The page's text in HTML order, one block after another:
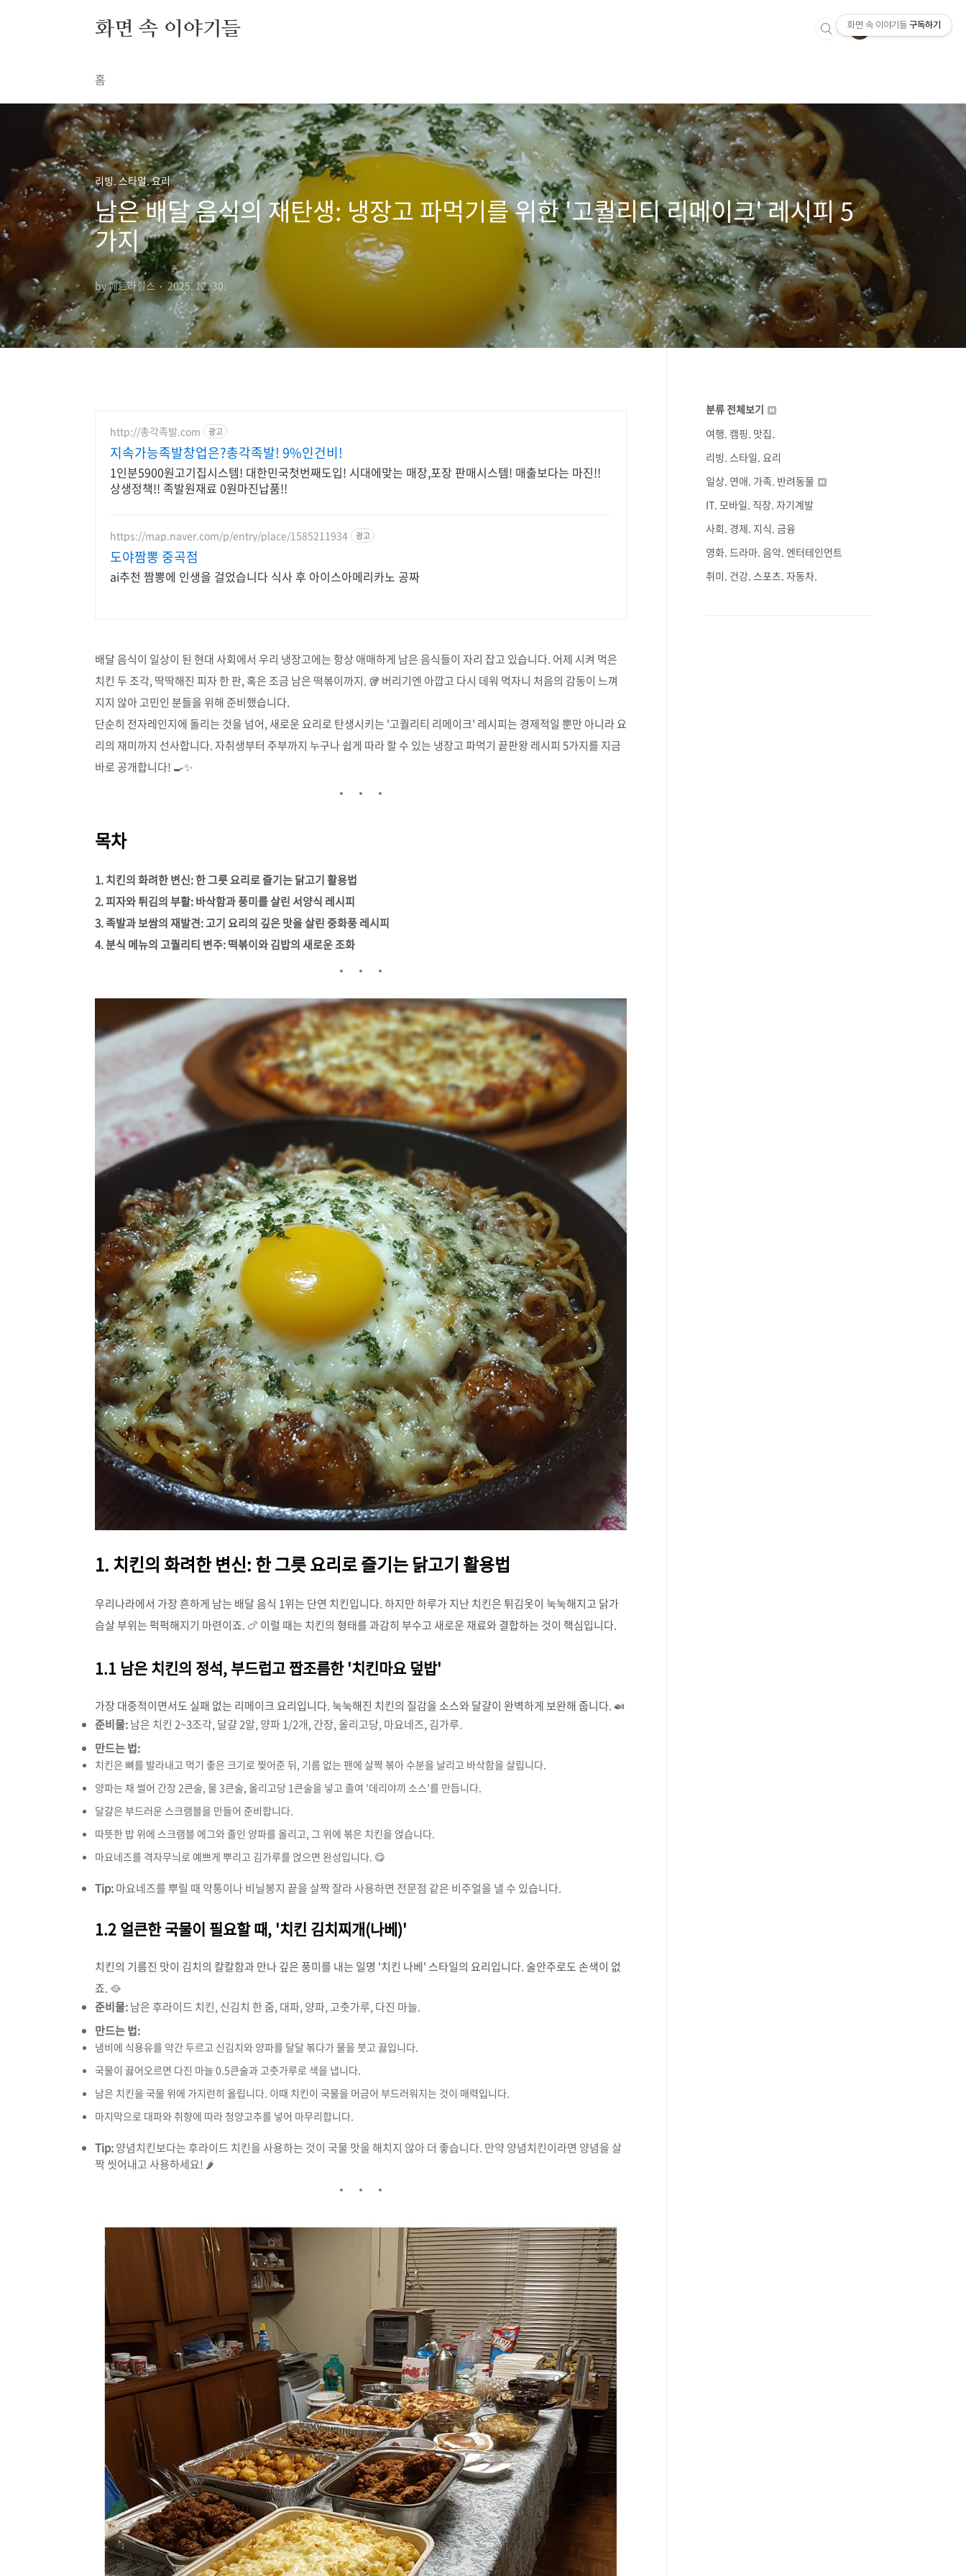
화면 속 이야기들
홈
리빙. 스타일. 요리
남은 배달 음식의 재탄생: 냉장고 파먹기를 위한 '고퀄리티 리메이크' 레시피 5
가지
by 페트라힐스 2025. 12. 30.
http://총각족발.com 광고
지속가능족발창업은?총각족발! 9%인건비!
1인분5900원고기집시스템! 대한민국첫번째도입! 시대에맞는 매장,포장 판매시스템! 매출보다는 마진!!
상생정책!! 족발원재료 0원마진납품!!
https://map.naver.com/p/entry/place/1585211934 광고
도야짬뽕 중곡점
ai추천 짬뽕에 인생을 걸었습니다 식사 후 아이스아메리카노 공짜
배달 음식이 일상이 된 현대 사회에서 우리 냉장고에는 항상 애매하게 남은 음식들이 자리 잡고 있습니다. 어제 시켜 먹은
치킨 두 조각, 딱딱해진 피자 한 판, 혹은 조금 남은 떡볶이까지. 🥡 버리기엔 아깝고 다시 데워 먹자니 처음의 감동이 느껴
지지 않아 고민인 분들을 위해 준비했습니다.
단순히 전자레인지에 돌리는 것을 넘어, 새로운 요리로 탄생시키는 '고퀄리티 리메이크' 레시피는 경제적일 뿐만 아니라 요
리의 재미까지 선사합니다. 자취생부터 주부까지 누구나 쉽게 따라 할 수 있는 냉장고 파먹기 끝판왕 레시피 5가지를 지금
바로 공개합니다! 🍳✨
목차
1. 치킨의 화려한 변신: 한 그릇 요리로 즐기는 닭고기 활용법
2. 피자와 튀김의 부활: 바삭함과 풍미를 살린 서양식 레시피
3. 족발과 보쌈의 재발견: 고기 요리의 깊은 맛을 살린 중화풍 레시피
4. 분식 메뉴의 고퀄리티 변주: 떡볶이와 김밥의 새로운 조화
1. 치킨의 화려한 변신: 한 그릇 요리로 즐기는 닭고기 활용법
우리나라에서 가장 흔하게 남는 배달 음식 1위는 단연 치킨입니다. 하지만 하루가 지난 치킨은 튀김옷이 눅눅해지고 닭가
슴살 부위는 퍽퍽해지기 마련이죠. 🍗 이럴 때는 치킨의 형태를 과감히 부수고 새로운 재료와 결합하는 것이 핵심입니다.
1.1 남은 치킨의 정석, 부드럽고 짭조름한 '치킨마요 덮밥'
가장 대중적이면서도 실패 없는 리메이크 요리입니다. 눅눅해진 치킨의 질감을 소스와 달걀이 완벽하게 보완해 줍니다. 🍛
준비물:남은 치킨 2~3조각, 달걀 2알, 양파 1/2개, 간장, 올리고당, 마요네즈, 김가루.
만드는 법:
치킨은 뼈를 발라내고 먹기 좋은 크기로 찢어준 뒤, 기름 없는 팬에 살짝 볶아 수분을 날리고 바삭함을 살립니다.
양파는 채 썰어 간장 2큰술, 물 3큰술, 올리고당 1큰술을 넣고 졸여 '데리야끼 소스'를 만듭니다.
달걀은 부드러운 스크램블을 만들어 준비합니다.
따뜻한 밥 위에 스크램블 에그와 졸인 양파를 올리고, 그 위에 볶은 치킨을 얹습니다.
마요네즈를 격자무늬로 예쁘게 뿌리고 김가루를 얹으면 완성입니다. 😋
Tip:마요네즈를 뿌릴 때 약통이나 비닐봉지 끝을 살짝 잘라 사용하면 전문점 같은 비주얼을 낼 수 있습니다.
1.2 얼큰한 국물이 필요할 때, '치킨 김치찌개(나베)'
치킨의 기름진 맛이 김치의 칼칼함과 만나 깊은 풍미를 내는 일명 '치킨 나베' 스타일의 요리입니다. 술안주로도 손색이 없
죠. 🥘
준비물:남은 후라이드 치킨, 신김치 한 줌, 대파, 양파, 고춧가루, 다진 마늘.
만드는 법:
냄비에 식용유를 약간 두르고 신김치와 양파를 달달 볶다가 물을 붓고 끓입니다.
국물이 끓어오르면 다진 마늘 0.5큰술과 고춧가루로 색을 냅니다.
남은 치킨을 국물 위에 가지런히 올립니다. 이때 치킨이 국물을 머금어 부드러워지는 것이 매력입니다.
마지막으로 대파와 취향에 따라 청양고추를 넣어 마무리합니다.
Tip:양념치킨보다는 후라이드 치킨을 사용하는 것이 국물 맛을 해치지 않아 더 좋습니다. 만약 양념치킨이라면 양념을 살
짝 씻어내고 사용하세요! 🌶️
분류 전체보기
여행. 캠핑. 맛집.
리빙. 스타일. 요리
일상. 연애. 가족. 반려동물
IT. 모바일. 직장. 자기계발
사회. 경제. 지식. 금융
영화. 드라마. 음악. 엔터테인먼트
취미. 건강. 스포츠. 자동차.
화면 속 이야기들 구독하기